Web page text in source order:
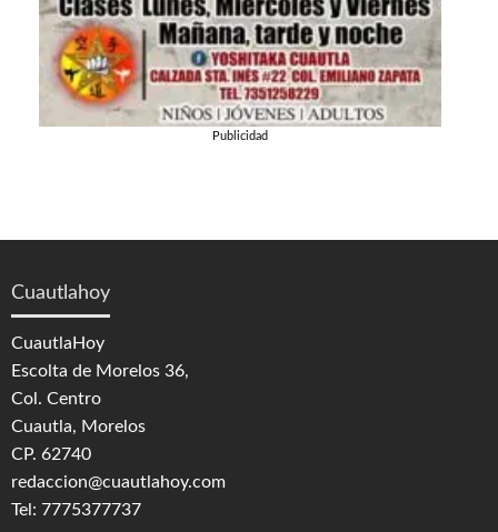
Publicidad
Cuautlahoy
CuautlaHoy
Escolta de Morelos 36,
Col. Centro
Cuautla, Morelos
CP. 62740
redaccion@cuautlahoy.com
Tel: 7775377737